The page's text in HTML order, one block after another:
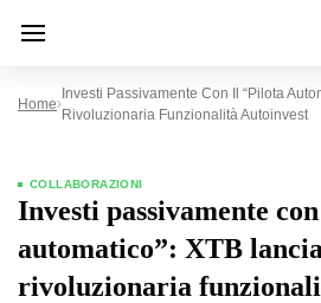
Home
Investi Passivamente Con Il “pilota
Rivoluzionaria Funzionalità Autoinvest
COLLABORAZIONI
Investi passivamente
automatico”: XTB
rivoluzionaria